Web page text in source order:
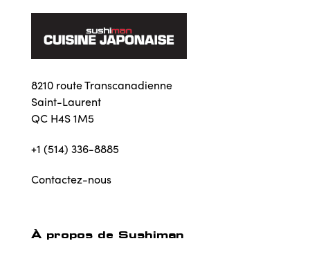
8210 route Transcanadienne
Saint-Laurent
QC H4S 1M5
+1 (514) 336-8885
Contactez-nous
À propos de Sushiman